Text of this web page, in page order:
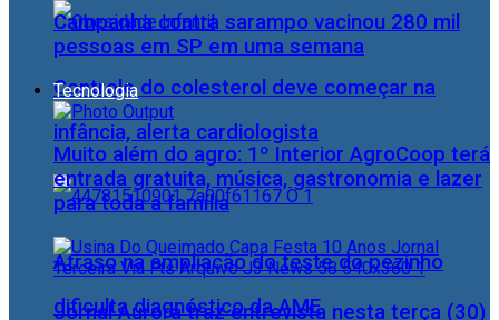
Controle do colesterol deve começar na
infância, alerta cardiologista
Atraso na ampliação do teste do pezinho
dificulta diagnóstico da AME
Campanha contra sarampo vacinou 280 mil
pessoas em SP em uma semana
Tecnologia
Muito além do agro: 1º Interior AgroCoop terá
entrada gratuita, música, gastronomia e lazer
para toda a família
Jornal Aurora traz entrevista nesta terça (30)